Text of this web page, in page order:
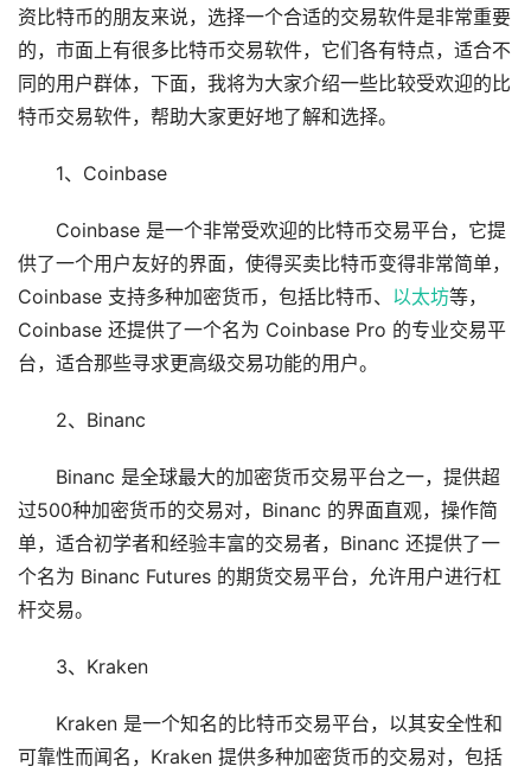
资比特币的朋友来说，选择一个合适的交易软件是非常重要
的，市面上有很多比特币交易软件，它们各有特点，适合不
同的用户群体，下面，我将为大家介绍一些比较受欢迎的比
特币交易软件，帮助大家更好地了解和选择。
1、Coinbase
Coinbase 是一个非常受欢迎的比特币交易平台，它提
供了一个用户友好的界面，使得买卖比特币变得非常简单，
Coinbase 支持多种加密货币，包括比特币、 以太坊等，
Coinbase 还提供了一个名为 Coinbase Pro 的专业交易平
台，适合那些寻求更高级交易功能的用户。
2、Binanc
Binanc 是全球最大的加密货币交易平台之一，提供超
过500种加密货币的交易对，Binanc 的界面直观，操作简
单，适合初学者和经验丰富的交易者，Binanc 还提供了一
个名为 Binanc Futures 的期货交易平台，允许用户进行杠
杆交易。
3、Kraken
Kraken 是一个知名的比特币交易平台，以其安全性和
可靠性而闻名，Kraken 提供多种加密货币的交易对，包括